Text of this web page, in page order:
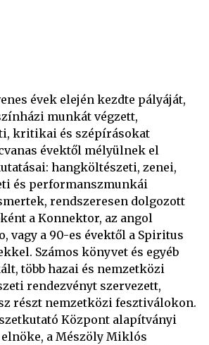
évek elején kezdte pályáját,
munkát végzett,
kritikai és szépírásokat
évektől mélyülnek el
hangköltészeti, zenei,
és performanszmunkái
rendszeresen dolgozott
a Konnektor, az angol
vagy a 90-es évektől a Spiritus
Számos könyvet és egyéb
több hazai és nemzetközi
rendezvényt szervezett,
részt nemzetközi fesztiválokon.
Központ alapítványi
a Mészöly Miklós